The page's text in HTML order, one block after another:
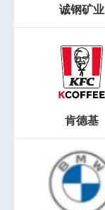
诚钢矿业
肯德基